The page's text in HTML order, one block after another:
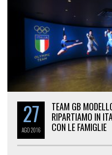
27
AGO2016
TEAM GB
RIPARTIAMO IN
CON LE FAMIGLIE